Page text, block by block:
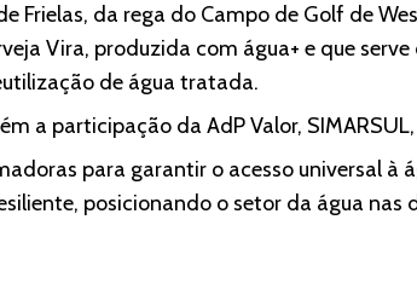
Frielas, da rega do Campo de Golf de
Vira, produzida com água+ e que
de água tratada.
a participação da AdP Valor, SIMARSUL,
para garantir o acesso universal à
posicionando o setor da água nas